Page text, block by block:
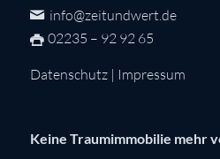
info@zeitundwert.de
02235 – 92 92 65
Datenschutz| Impressum
Keine Traumimmobilie mehr